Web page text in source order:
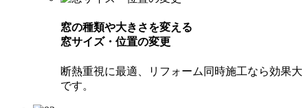
窓の種類や大きさを変える
窓サイズ・位置の変更
断熱重視に最適、リフォーム同時施工なら効果大
です。